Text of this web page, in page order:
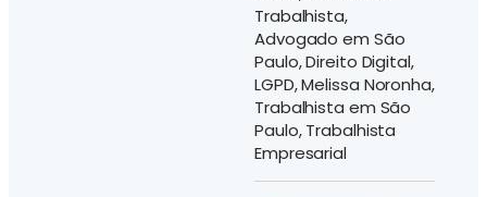
Trabalhista,
Advogado em São
Paulo,Direito Digital,
LGPD,Melissa Noronha,
Trabalhista em São
Paulo,Trabalhista
Empresarial